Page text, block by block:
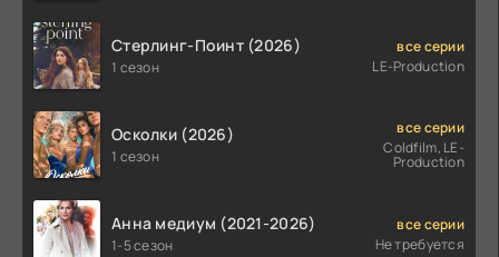
Стерлинг-Поинт (2026)
1 сезон
все серии
LE-Production
Осколки (2026)
1 сезон
все серии
Coldfilm, LE-
Production
Анна медиум (2021-2026)
1-5 сезон
все серии
Не требуется